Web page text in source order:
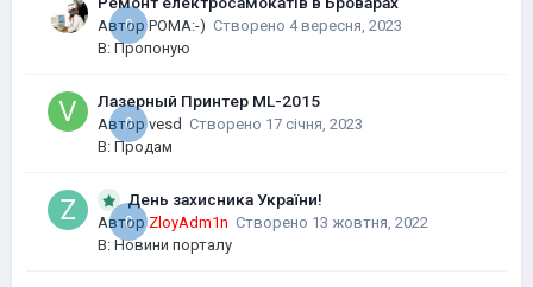
0
АвторPOMA:-) Створено 4 вересня, 2023
В: Пропоную
0
Лазерный Принтер ML-2015
Авторvesd Створено 17 січня, 2023
В: Продам
0
День захисника України!
АвторZloyAdm1n Створено 13 жовтня, 2022
В: Новини порталу